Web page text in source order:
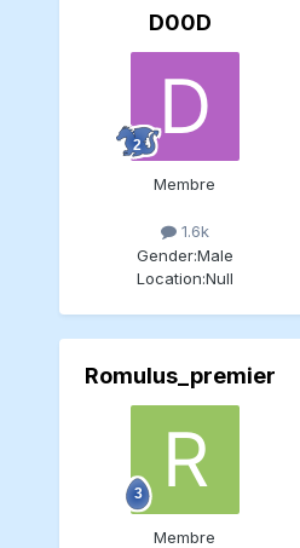
D00D
Membre
1.6k
Gender:Male
Location:Null
Romulus_premier
Membre